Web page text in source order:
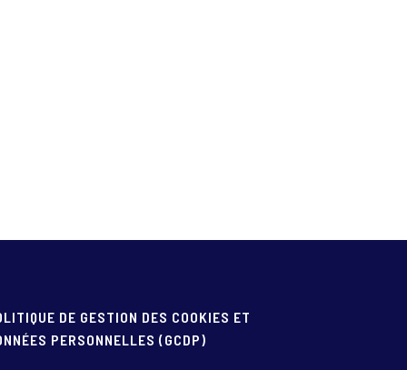
DE GESTION DES COOKIES ET
PERSONNELLES (GCDP)